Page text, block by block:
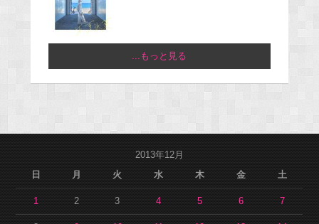
...もっと見る
2013年12月
日
月 火 水 木 金 土
1 2 3 4 5 6 7